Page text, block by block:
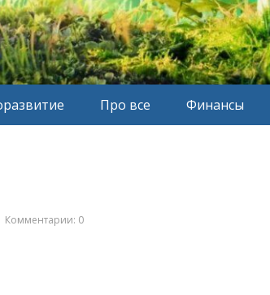
Про все Финансы
Комментарии: 0